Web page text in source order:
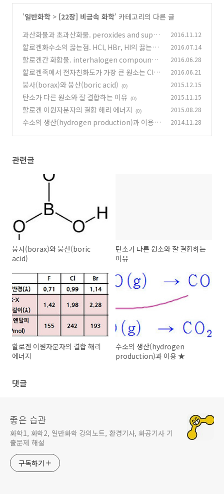
'일반화학 > [22장] 비금속 화학' 카테고리의 다른 글
과산화물과 초과산화물. peroxides and super
oxides (0)
2016.11.12
할로겐화수소의 끓는점. HCl, HBr, HI의 끓는점
(0)
2016.07.14
할로겐간 화합물. interhalogen compounds
★
(0)
2016.06.28
할로겐족에서 전자친화도가 가장 큰 원소는 Cl (c
hlorine) (0)
2016.06.21
붕사(borax)와 붕산(boric acid) (0) 2015.12.15
탄소가 다른 원소와 잘 결합하는 이유 (0) 2015.11.15
할로겐 이원자분자의 결합 해리 에너지 (0) 2015.08.28
수소의 생산(hydrogen production)과 이용
2014.11.28
관련글
붕사(borax)와 붕산(boric
acid)
탄소가 다른 원소와 잘 결합하는
이유
할로겐 이원자분자의 결합 해리
에너지
수소의 생산(hydrogen
production)과 이용 ★
댓글
좋은 습관
화학1, 화학2, 일반화학 강의노트, 환경기사, 화공기사 기
출문제 해설
구독하기